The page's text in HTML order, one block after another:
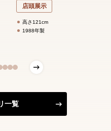
店頭展示
高さ121cm
1988年製
一覧